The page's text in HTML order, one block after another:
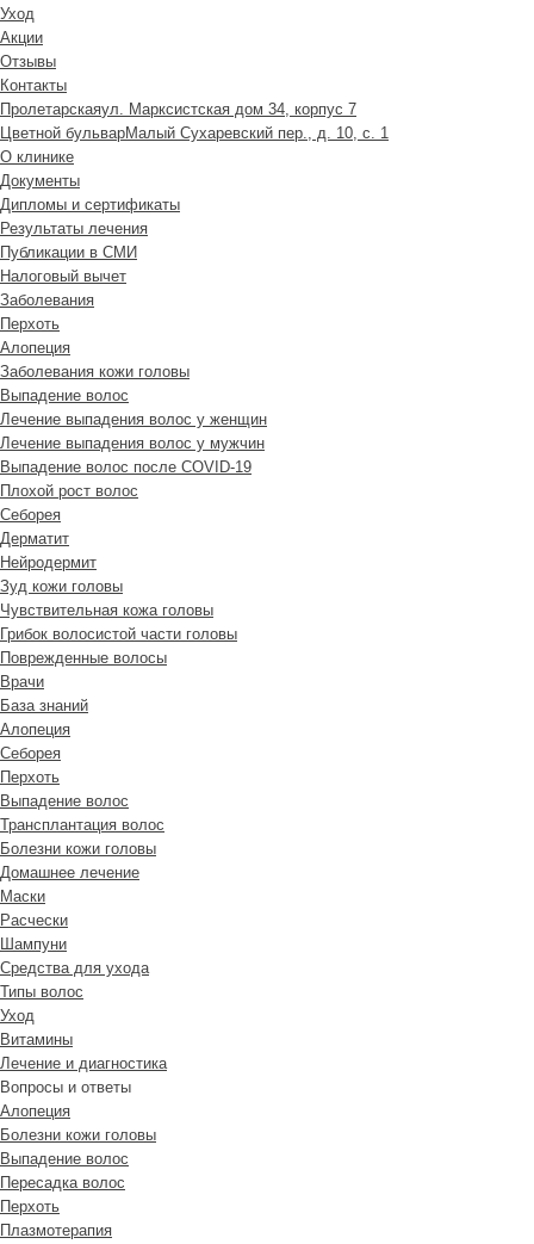
Уход
Акции
Отзывы
Контакты
Пролетарскаяул. Марксистская дом 34, корпус 7
Цветной бульварМалый Сухаревский пер., д. 10, с. 1
О клинике
Документы
Дипломы и сертификаты
Результаты лечения
Публикации в СМИ
Налоговый вычет
Заболевания
Перхоть
Алопеция
Заболевания кожи головы
Выпадение волос
Лечение выпадения волос у женщин
Лечение выпадения волос у мужчин
Выпадение волос после COVID-19
Плохой рост волос
Cеборея
Дерматит
Нейродермит
Зуд кожи головы
Чувствительная кожа головы
Грибок волосистой части головы
Поврежденные волосы
Врачи
База знаний
Алопеция
Себорея
Перхоть
Выпадение волос
Трансплантация волос
Болезни кожи головы
Домашнее лечение
Маски
Расчески
Шампуни
Средства для ухода
Типы волос
Уход
Витамины
Лечение и диагностика
Вопросы и ответы
Алопеция
Болезни кожи головы
Выпадение волос
Пересадка волос
Перхоть
Плазмотерапия